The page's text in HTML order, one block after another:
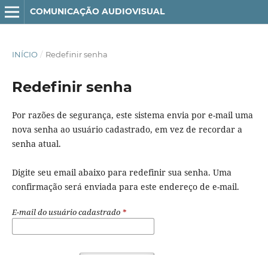
COMUNICAÇÃO AUDIOVISUAL
INÍCIO / Redefinir senha
Redefinir senha
Por razões de segurança, este sistema envia por e-mail uma
nova senha ao usuário cadastrado, em vez de recordar a
senha atual.
Digite seu email abaixo para redefinir sua senha. Uma
confirmação será enviada para este endereço de e-mail.
E-mail do usuário cadastrado *